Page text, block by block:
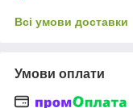
Всі умови доставки
Умови оплати